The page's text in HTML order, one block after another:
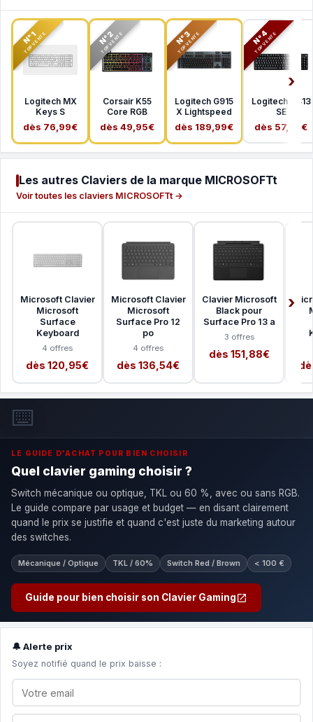
N°1
TOP VENTE
Logitech MX
Keys S
dès 76,99€
N°2
TOP VENTE
Corsair K55
Core RGB
dès 49,95€
N°3
TOP VENTE
Logitech G915
X Lightspeed
dès 189,99€
N°4
TOP VENTE
Logitech G413
SE
dès 57,99€
Les autres Claviers de la marque MICROSOFTt
Voir toutes les claviers MICROSOFTt →
Microsoft Clavier
Microsoft
Surface
Keyboard
4 offres
dès 120,95€
Microsoft Clavier
Microsoft
Surface Pro 12
po
4 offres
dès 136,54€
Clavier Microsoft
Black pour
Surface Pro 13 a
3 offres
dès 151,88€
⌨️
LE GUIDE D'ACHAT POUR BIEN CHOISIR
Quel clavier gaming choisir ?
Switch mécanique ou optique, TKL ou 60 %, avec ou sans RGB.
Le guide compare par usage et budget — en disant clairement
quand le prix se justifie et quand c'est juste du marketing autour
des switches.
Mécanique / Optique TKL / 60% Switch Red / Brown < 100 €
Guide pour bien choisir son Clavier Gaming
🔔 Alerte prix
Soyez notifié quand le prix baisse :